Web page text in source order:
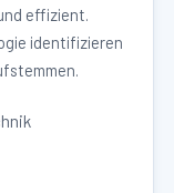
effizient.
identifizieren